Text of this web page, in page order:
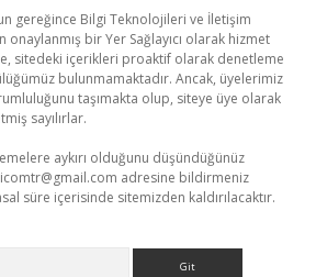
gereğince Bilgi Teknolojileri ve İletişim
onaylanmış bir Yer Sağlayıcı olarak hizmet
sitedeki içerikleri proaktif olarak denetleme
bulunmamaktadır. Ancak, üyelerimiz
taşımakta olup, siteye üye olarak
sayılırlar.
aykırı olduğunu düşündüğünüz
adresine bildirmeniz
süre içerisinde sitemizden kaldırılacaktır.